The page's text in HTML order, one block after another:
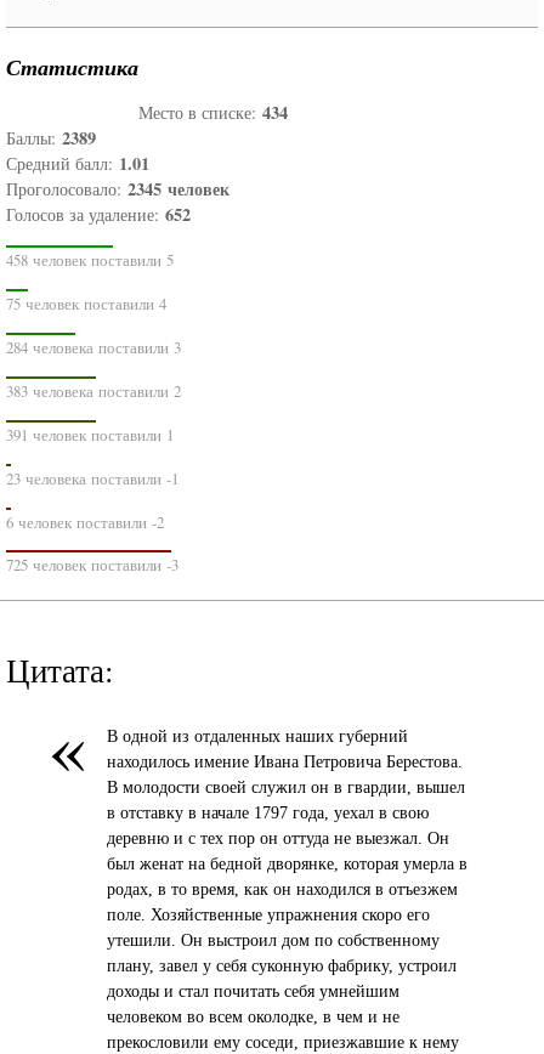
Статистика
Место в списке: 434
Баллы: 2389
Средний балл: 1.01
Проголосовало: 2345 человек
Голосов за удаление: 652
458 человек поставили 5
75 человек поставили 4
284 человека поставили 3
383 человека поставили 2
391 человек поставили 1
23 человека поставили -1
6 человек поставили -2
725 человек поставили -3
Цитата:
«
В одной из отдаленных наших губерний
находилось имение Ивана Петровича Берестова.
В молодости своей служил он в гвардии, вышел
в отставку в начале 1797 года, уехал в свою
деревню и с тех пор он оттуда не выезжал. Он
был женат на бедной дворянке, которая умерла в
родах, в то время, как он находился в отъезжем
поле. Хозяйственные упражнения скоро его
утешили. Он выстроил дом по собственному
плану, завел у себя суконную фабрику, устроил
доходы и стал почитать себя умнейшим
человеком во всем околодке, в чем и не
прекословили ему соседи, приезжавшие к нему